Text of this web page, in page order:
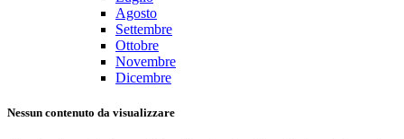
Agosto
Settembre
Ottobre
Novembre
Dicembre
Nessun contenuto da visualizzare